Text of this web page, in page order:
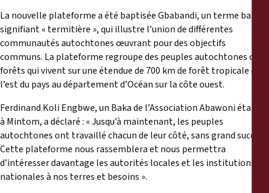
La nouvelle plateforme a été baptisée Gbabandi, un terme baka
signifiant « termitière », qui illustre l’union de différentes
communautés autochtones œuvrant pour des objectifs
communs. La plateforme regroupe des peuples autochtones des
forêts qui vivent sur une étendue de 700 km de forêt tropicale de
l’est du pays au département d’Océan sur la côte ouest.
Ferdinand Koli Engbwe, un Baka de l’Association Abawoni établie
à Mintom, a déclaré : « Jusqu’à maintenant, les peuples
autochtones ont travaillé chacun de leur côté, sans grand succès.
Cette plateforme nous rassemblera et nous permettra
d’intéresser davantage les autorités locales et les institutions
nationales à nos terres et besoins ».